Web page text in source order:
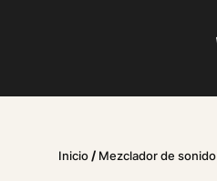
Inicio/ Mezclador de sonido